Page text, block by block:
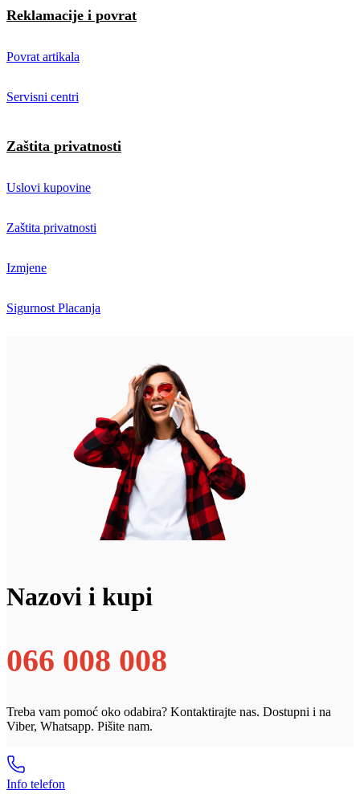
Reklamacije i povrat
Povrat artikala
Servisni centri
Zaštita privatnosti
Uslovi kupovine
Zaštita privatnosti
Izmjene
Sigurnost Placanja
Nazovi i kupi
066 008 008
Treba vam pomoć oko odabira? Kontaktirajte nas. Dostupni i na
Viber, Whatsapp. Pišite nam.
Info telefon